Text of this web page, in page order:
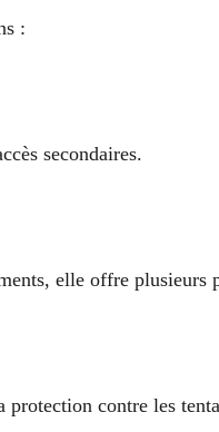
:
secondaires.
elle offre plusieurs
contre les